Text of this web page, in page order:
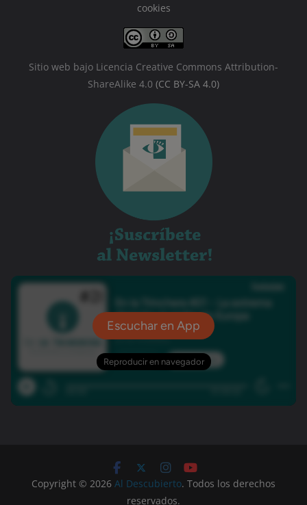
cookies
Sitio web bajo Licencia Creative Commons Attribution-
ShareAlike 4.0 (CC BY-SA 4.0)
Copyright © 2026 Al Descubierto. Todos los derechos
reservados.